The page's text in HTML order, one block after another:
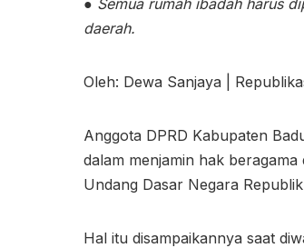
daerah.
Oleh: Dewa Sanjaya |
Anggota DPRD Kabupaten
dalam menjamin hak
Undang Dasar Negara
Hal itu disampaikannya saat